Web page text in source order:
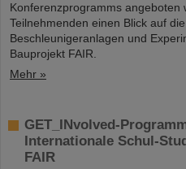
Konferenzprogramms angeboten
Teilnehmenden einen Blick auf
Beschleunigeranlagen und
Bauprojekt FAIR.
Mehr »
GET_INvolved-
Internationale Schul-
FAIR